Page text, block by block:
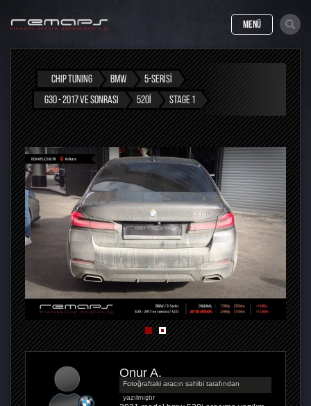
MENÜ
CHIP TUNING BMW
5-SERISI
G30 - 2017 VE SONRASI
520I STAGE 1
Onur A.
Fotoğraftaki aracın sahibi tarafından
yazılmıştır